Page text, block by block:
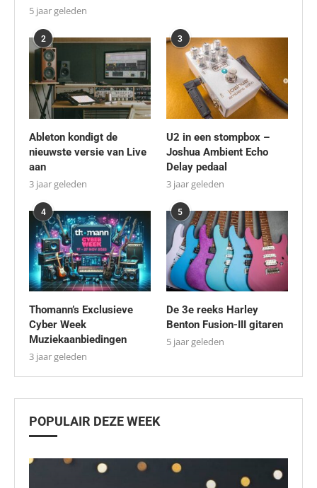
5 jaar geleden
2
Ableton kondigt de
nieuwste versie van Live
aan
3 jaar geleden
3
U2 in een stompbox –
Joshua Ambient Echo
Delay pedaal
3 jaar geleden
4
Thomann’s Exclusieve
Cyber Week
Muziekaanbiedingen
3 jaar geleden
5
De 3e reeks Harley
Benton Fusion-III gitaren
5 jaar geleden
POPULAIR DEZE WEEK